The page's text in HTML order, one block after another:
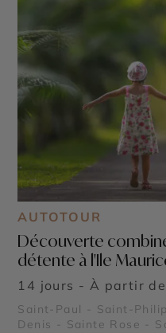
AUTOTOUR
Découverte
détente à l'Ile
14 jours - À partir de
Saint-Paul - Saint-
Denis - Sainte Rose -